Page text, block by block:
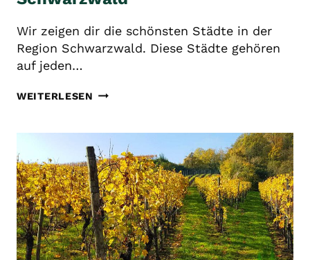
Wir zeigen dir die schönsten Städte in der
Region Schwarzwald. Diese Städte gehören
auf jeden…
WEITERLESEN DIE
IM
SCHWARZWALD